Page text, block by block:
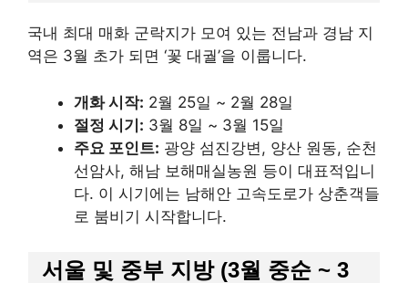
국내 최대 매화 군락지가 모여 있는 전남과 경남 지
역은 3월 초가 되면 ‘꽃 대궐’을 이룹니다.
개화 시작: 2월 25일 ~ 2월 28일
절정 시기: 3월 8일 ~ 3월 15일
주요 포인트: 광양 섬진강변, 양산 원동, 순천
선암사, 해남 보해매실농원 등이 대표적입니
다. 이 시기에는 남해안 고속도로가 상춘객들
로 붐비기 시작합니다.
서울 및 중부 지방 (3월 중순 ~ 3